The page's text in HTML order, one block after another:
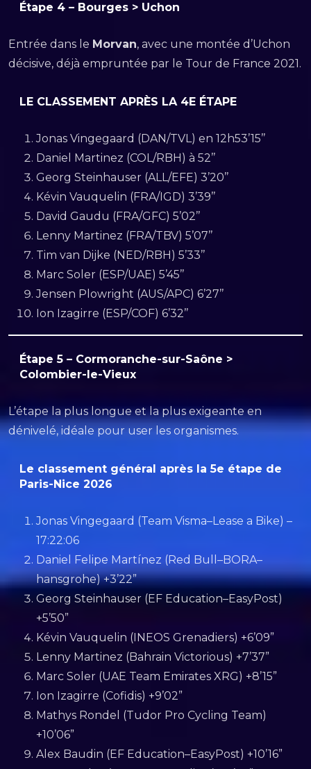
Étape 4 – Bourges > Uchon
Entrée dans le Morvan, avec une montée d’Uchon
décisive, déjà empruntée par le Tour de France 2021.
LE CLASSEMENT APRÈS LA 4E ÉTAPE
Jonas Vingegaard (DAN/TVL) en 12h53’15’’
Daniel Martinez (COL/RBH) à 52’’
Georg Steinhauser (ALL/EFE) 3’20’’
Kévin Vauquelin (FRA/IGD) 3’39’’
David Gaudu (FRA/GFC) 5’02’’
Lenny Martinez (FRA/TBV) 5’07’’
Tim van Dijke (NED/RBH) 5’33’’
Marc Soler (ESP/UAE) 5’45’’
Jensen Plowright (AUS/APC) 6’27’’
Ion Izagirre (ESP/COF) 6’32’’
Étape 5 – Cormoranche-sur-Saône >
Colombier-le-Vieux
L’étape la plus longue et la plus exigeante en
dénivelé, idéale pour user les organismes.
Le classement général après la 5e étape de
Paris-Nice 2026
Jonas Vingegaard (Team Visma–Lease a Bike) –
17:22:06
Daniel Felipe Martínez (Red Bull–BORA–
hansgrohe) +3’22”
Georg Steinhauser (EF Education–EasyPost)
+5’50”
Kévin Vauquelin (INEOS Grenadiers) +6’09”
Lenny Martinez (Bahrain Victorious) +7’37”
Marc Soler (UAE Team Emirates XRG) +8’15”
Ion Izagirre (Cofidis) +9’02”
Mathys Rondel (Tudor Pro Cycling Team)
+10’06”
Alex Baudin (EF Education–EasyPost) +10’16”